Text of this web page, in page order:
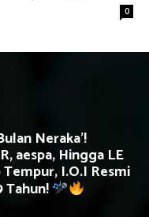
0
Neraka’!
aespa, Hingga LE
Tempur, I.O.I Resmi
Tahun!